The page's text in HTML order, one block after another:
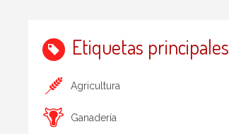
Etiquetas principales
Agricultura
Ganadería